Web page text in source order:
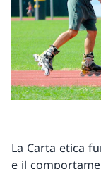
La Carta etica
e il